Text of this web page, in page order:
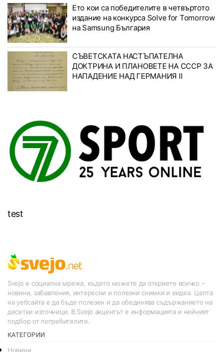
Ето кои са победителите в четвъртото
издание на конкурса Solve for Tomorrow
на Samsung България
СЪВЕТСКАТА НАСТЪПАТЕЛНА
ДОКТРИНА И ПЛАНОВЕТЕ НА СССР ЗА
НАПАДЕНИЕ НАД ГЕРМАНИЯ II
test
Svejo е социална мрежа, където можете да откриете всичко –
новини, забавления, интересни и полезни снимки и видеа. Целта
на уебсайта е да бъде полезен и да обединява съдържанието на
десетки източници. В Svejo акцентът е информацията и нейният
подбор от потребителите.
КАТЕГОРИИ
Новини